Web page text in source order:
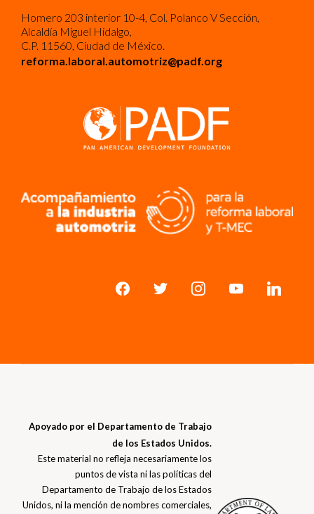
Homero 203 interior 10-4, Col. Polanco V Sección,
Alcaldía Miguel Hidalgo,
C.P. 11560, Ciudad de México.
reforma.laboral.automotriz@padf.org
Apoyado por el Departamento de Trabajo
de los Estados Unidos.
Este material no refleja necesariamente los
puntos de vista ni las políticas del
Departamento de Trabajo de los Estados
Unidos, ni la mención de nombres comerciales,